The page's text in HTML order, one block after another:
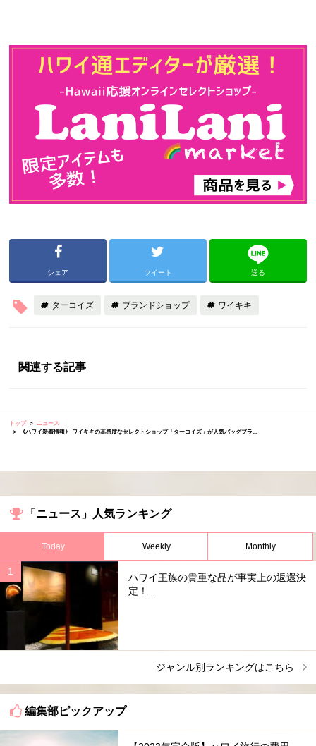
シェア ツイート 送る
ターコイズ ブランドショップ ワイキキ
関連する記事
トップ
ニュース
《ハワイ新着情報》 ワイキキの高感度なセレクトショップ「ターコイズ」が人気バッグブラ...
「ニュース」人気ランキング
Today Weekly Monthly
ハワイ王族の貴重な品が事実上の返還決
定！...
ジャンル別ランキングはこちら
編集部ピックアップ